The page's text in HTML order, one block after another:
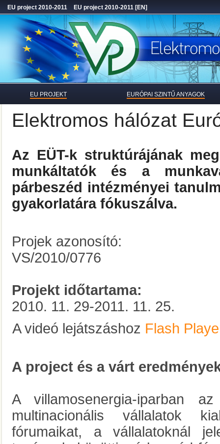
EU project 2010-2011 EU project 2010-2011 [EN]
EU PROJEKT EURÓPAI SZINTŰ ANYAGOK
Elektromos hálózat
Az EÜT-k struktúrájának
munkáltatók és a
párbeszéd intézményei
gyakorlatára fókuszálva.
Projek azonosító:
VS/2010/0776
Projekt időtartama:
2010. 11. 29-2011. 11. 25.
A videó lejátszáshoz Flash
A project és a várt
A villamosenergia-
multinacionális vállalatok
fórumaikat, a vállalatoknál